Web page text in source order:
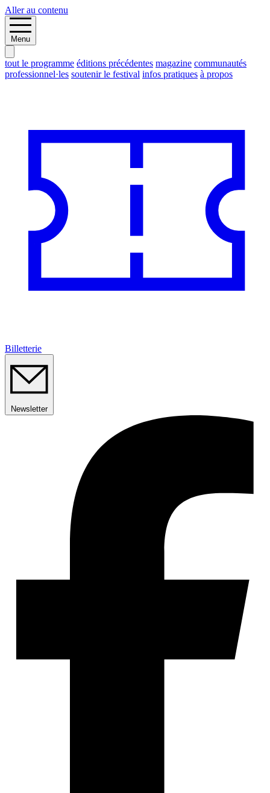
Aller au contenu
Menu
tout le programme éditions précédentes magazine communautés
professionnel·les soutenir le festival infos pratiques à propos
Billetterie
Newsletter